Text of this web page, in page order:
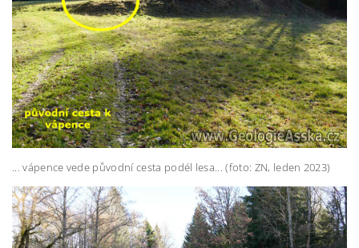
... vápence vede původní cesta podél lesa... (foto: ZN, leden 2023)